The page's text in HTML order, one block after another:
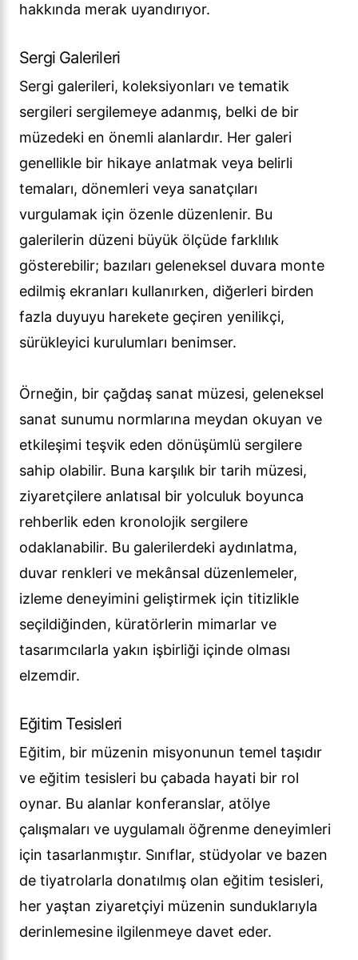
hakkında merak uyandırıyor.
Sergi Galerileri
Sergi galerileri, koleksiyonları ve tematik
sergileri sergilemeye adanmış, belki de bir
müzedeki en önemli alanlardır. Her galeri
genellikle bir hikaye anlatmak veya belirli
temaları, dönemleri veya sanatçıları
vurgulamak için özenle düzenlenir. Bu
galerilerin düzeni büyük ölçüde farklılık
gösterebilir; bazıları geleneksel duvara monte
edilmiş ekranları kullanırken, diğerleri birden
fazla duyuyu harekete geçiren yenilikçi,
sürükleyici kurulumları benimser.
Örneğin, bir çağdaş sanat müzesi, geleneksel
sanat sunumu normlarına meydan okuyan ve
etkileşimi teşvik eden dönüşümlü sergilere
sahip olabilir. Buna karşılık bir tarih müzesi,
ziyaretçilere anlatısal bir yolculuk boyunca
rehberlik eden kronolojik sergilere
odaklanabilir. Bu galerilerdeki aydınlatma,
duvar renkleri ve mekânsal düzenlemeler,
izleme deneyimini geliştirmek için titizlikle
seçildiğinden, küratörlerin mimarlar ve
tasarımcılarla yakın işbirliği içinde olması
elzemdir.
Eğitim Tesisleri
Eğitim, bir müzenin misyonunun temel taşıdır
ve eğitim tesisleri bu çabada hayati bir rol
oynar. Bu alanlar konferanslar, atölye
çalışmaları ve uygulamalı öğrenme deneyimleri
için tasarlanmıştır. Sınıflar, stüdyolar ve bazen
de tiyatrolarla donatılmış olan eğitim tesisleri,
her yaştan ziyaretçiyi müzenin sunduklarıyla
derinlemesine ilgilenmeye davet eder.